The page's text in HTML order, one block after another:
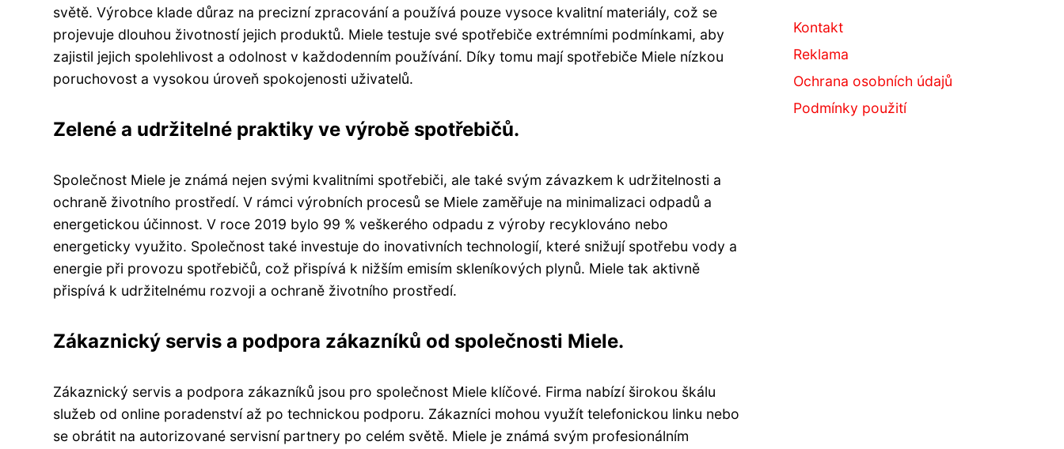
světě. Výrobce klade důraz na precizní zpracování a používá pouze vysoce kvalitní materiály, což se
projevuje dlouhou životností jejich produktů. Miele testuje své spotřebiče extrémními podmínkami, aby
zajistil jejich spolehlivost a odolnost v každodenním používání. Díky tomu mají spotřebiče Miele nízkou
poruchovost a vysokou úroveň spokojenosti uživatelů.
Zelené a udržitelné praktiky ve výrobě spotřebičů.
Společnost Miele je známá nejen svými kvalitními spotřebiči, ale také svým závazkem k udržitelnosti a
ochraně životního prostředí. V rámci výrobních procesů se Miele zaměřuje na minimalizaci odpadů a
energetickou účinnost. V roce 2019 bylo 99 % veškerého odpadu z výroby recyklováno nebo
energeticky využito. Společnost také investuje do inovativních technologií, které snižují spotřebu vody a
energie při provozu spotřebičů, což přispívá k nižším emisím skleníkových plynů. Miele tak aktivně
přispívá k udržitelnému rozvoji a ochraně životního prostředí.
Zákaznický servis a podpora zákazníků od společnosti Miele.
Zákaznický servis a podpora zákazníků jsou pro společnost Miele klíčové. Firma nabízí širokou škálu
služeb od online poradenství až po technickou podporu. Zákazníci mohou využít telefonickou linku nebo
se obrátit na autorizované servisní partnery po celém světě. Miele je známá svým profesionálním
Kontakt
Reklama
Ochrana osobních údajů
Podmínky použití